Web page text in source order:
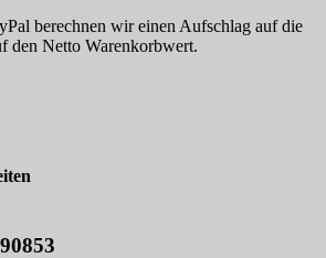
berechnen wir einen Aufschlag auf die
den Netto Warenkorbwert.